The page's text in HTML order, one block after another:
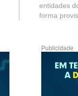
entidades
forma
Publicidade